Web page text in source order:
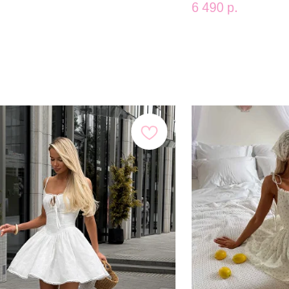
6 490 р.